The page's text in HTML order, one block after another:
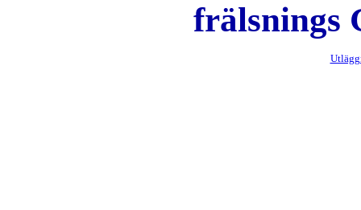
frälsnings